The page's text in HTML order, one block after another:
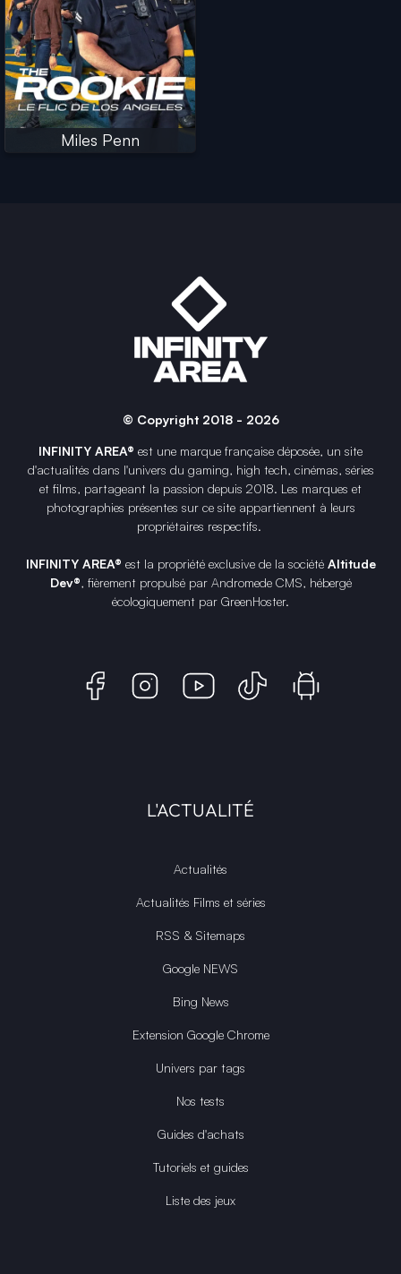
Miles Penn
© Copyright 2018 - 2026
INFINITY AREA® est une marque française déposée, un site
d'actualités dans l'univers du gaming, high tech, cinémas, séries
et films, partageant la passion depuis 2018. Les marques et
photographies présentes sur ce site appartiennent à leurs
propriétaires respectifs.
INFINITY AREA® est la propriété exclusive de la société Altitude
Dev®, fièrement propulsé par Andromede CMS, hébergé
écologiquement par GreenHoster.
L'ACTUALITÉ
Actualités
Actualités Films et séries
RSS & Sitemaps
Google NEWS
Bing News
Extension Google Chrome
Univers par tags
Nos tests
Guides d'achats
Tutoriels et guides
Liste des jeux